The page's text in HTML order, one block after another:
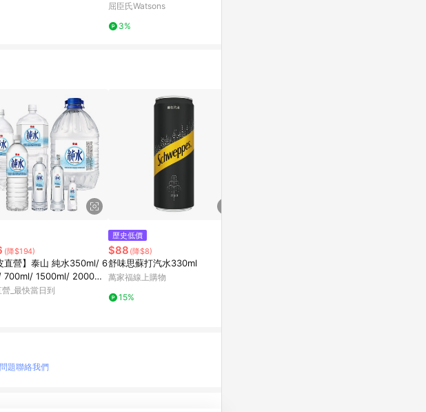
屈臣氏Watsons
3%
(降$194)
直營】泰山 純水350ml/ 6
700ml/ 1500ml/ 2000ml/
可選
_最快當日到
歷史低價
$88 (降$8)
舒味思蘇打汽水330ml
萬家福線上購物
15%
題聯絡我們